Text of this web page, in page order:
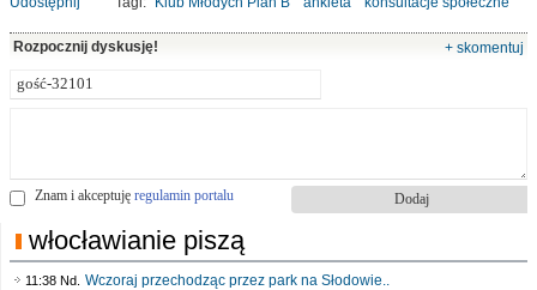
Rozpocznij dyskusję! + skomentuj
Znam i akceptuję regulamin portalu
włocławianie piszą
11:38 Nd. Wczoraj przechodząc przez park na Słodowie..